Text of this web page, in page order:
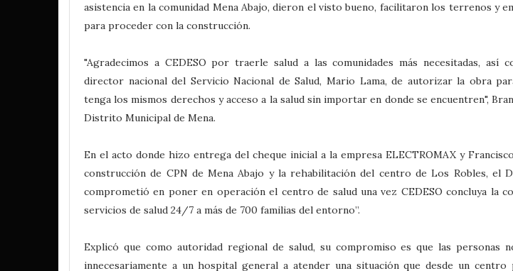
asistencia en la comunidad Mena Abajo, dieron el visto bueno, facilitaron los terrenos y
para proceder con la construcción.
"Agradecimos a CEDESO por traerle salud a las comunidades más necesitadas, así
director nacional del Servicio Nacional de Salud, Mario Lama, de autorizar la obra
tenga los mismos derechos y acceso a la salud sin importar en donde se encuentren",
Distrito Municipal de Mena.
En el acto donde hizo entrega del cheque inicial a la empresa ELECTROMAX y
construcción de CPN de Mena Abajo y la rehabilitación del centro de Los Robles, el
comprometió en poner en operación el centro de salud una vez CEDESO concluya la
servicios de salud 24/7 a más de 700 familias del entorno”.
Explicó que como autoridad regional de salud, su compromiso es que las personas
innecesariamente a un hospital general a atender una situación que desde un